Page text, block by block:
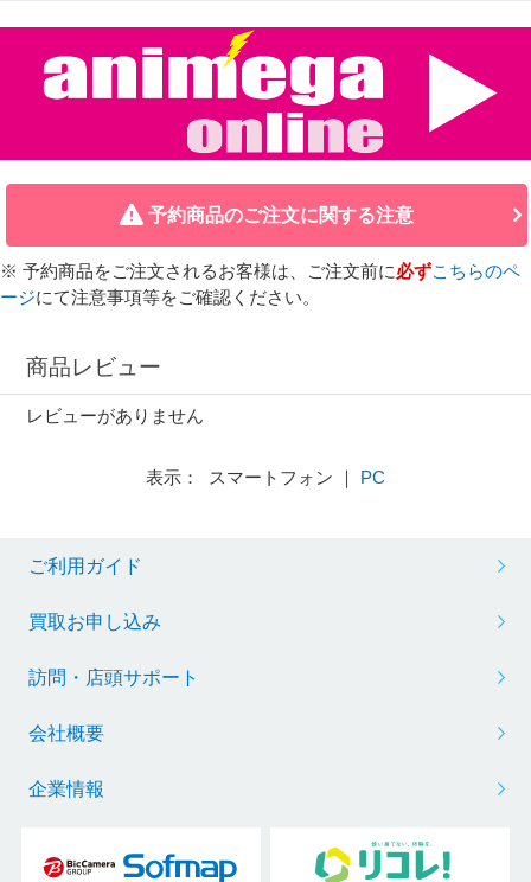
予約商品のご注文に関する注意
※ 予約商品をご注文されるお客様は、ご注文前に必ずこちらのペ
ージにて注意事項等をご確認ください。
商品レビュー
レビューがありません
表示： スマートフォン ｜ PC
ご利用ガイド
買取お申し込み
訪問・店頭サポート
会社概要
企業情報